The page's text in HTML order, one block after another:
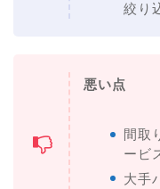
絞り
悪い点
間取
ービ
大手